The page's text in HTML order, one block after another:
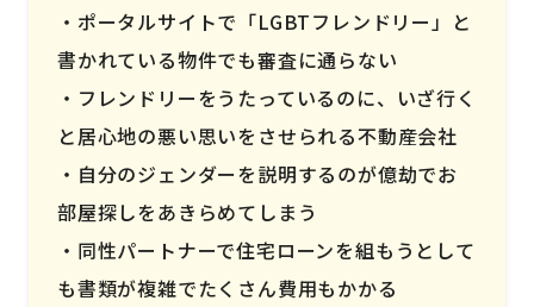
ポータルサイトで「LGBTフレンドリー」と
書かれている物件でも審査に通らない
フレンドリーをうたっているのに、いざ行く
と居心地の悪い思いをさせられる不動産会社
自分のジェンダーを説明するのが億劫でお
部屋探しをあきらめてしまう
同性パートナーで住宅ローンを組もうとして
も書類が複雑でたくさん費用もかかる